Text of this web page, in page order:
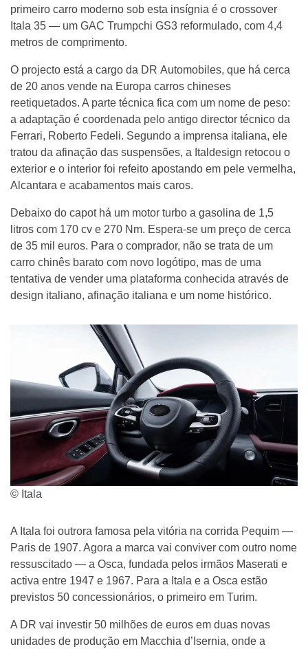
primeiro carro moderno sob esta insígnia é o crossover
Itala 35 — um GAC Trumpchi GS3 reformulado, com 4,4
metros de comprimento.
O projecto está a cargo da DR Automobiles, que há cerca
de 20 anos vende na Europa carros chineses
reetiquetados. A parte técnica fica com um nome de peso:
a adaptação é coordenada pelo antigo director técnico da
Ferrari, Roberto Fedeli. Segundo a imprensa italiana, ele
tratou da afinação das suspensões, a Italdesign retocou o
exterior e o interior foi refeito apostando em pele vermelha,
Alcantara e acabamentos mais caros.
Debaixo do capot há um motor turbo a gasolina de 1,5
litros com 170 cv e 270 Nm. Espera-se um preço de cerca
de 35 mil euros. Para o comprador, não se trata de um
carro chinês barato com novo logótipo, mas de uma
tentativa de vender uma plataforma conhecida através de
design italiano, afinação italiana e um nome histórico.
© Itala
A Itala foi outrora famosa pela vitória na corrida Pequim —
Paris de 1907. Agora a marca vai conviver com outro nome
ressuscitado — a Osca, fundada pelos irmãos Maserati e
activa entre 1947 e 1967. Para a Itala e a Osca estão
previstos 50 concessionários, o primeiro em Turim.
A DR vai investir 50 milhões de euros em duas novas
unidades de produção em Macchia d’Isernia, onde a